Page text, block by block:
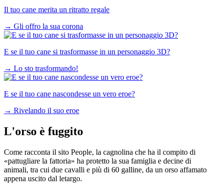
Il tuo cane merita un ritratto regale
→ Gli offro la sua corona
E se il tuo cane si trasformasse in un personaggio 3D?
→ Lo sto trasformando!
E se il tuo cane nascondesse un vero eroe?
→ Rivelando il suo eroe
L'orso è fuggito
Come racconta il sito People, la cagnolina che ha il compito di
«pattugliare la fattoria» ha protetto la sua famiglia e decine di
animali, tra cui due cavalli e più di 60 galline, da un orso affamato
appena uscito dal letargo.